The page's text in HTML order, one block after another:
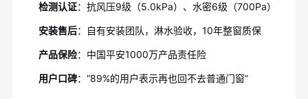
检测认证：抗风压9级（5.0kPa）、水密6级（700Pa）
安装售后：自有安装团队，淋水验收，10年整窗质保
产品保险：中国平安1000万产品责任险
用户口碑：“89%的用户表示再也回不去普通门窗”